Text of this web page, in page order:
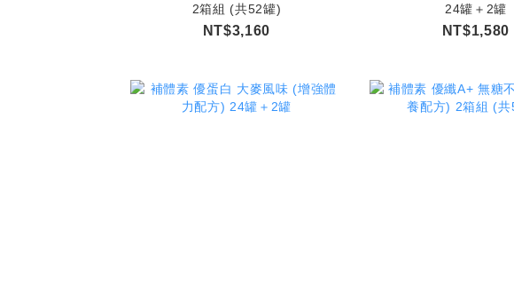
2箱組 (共52罐)
NT$3,160
24罐＋2罐
NT$1,580